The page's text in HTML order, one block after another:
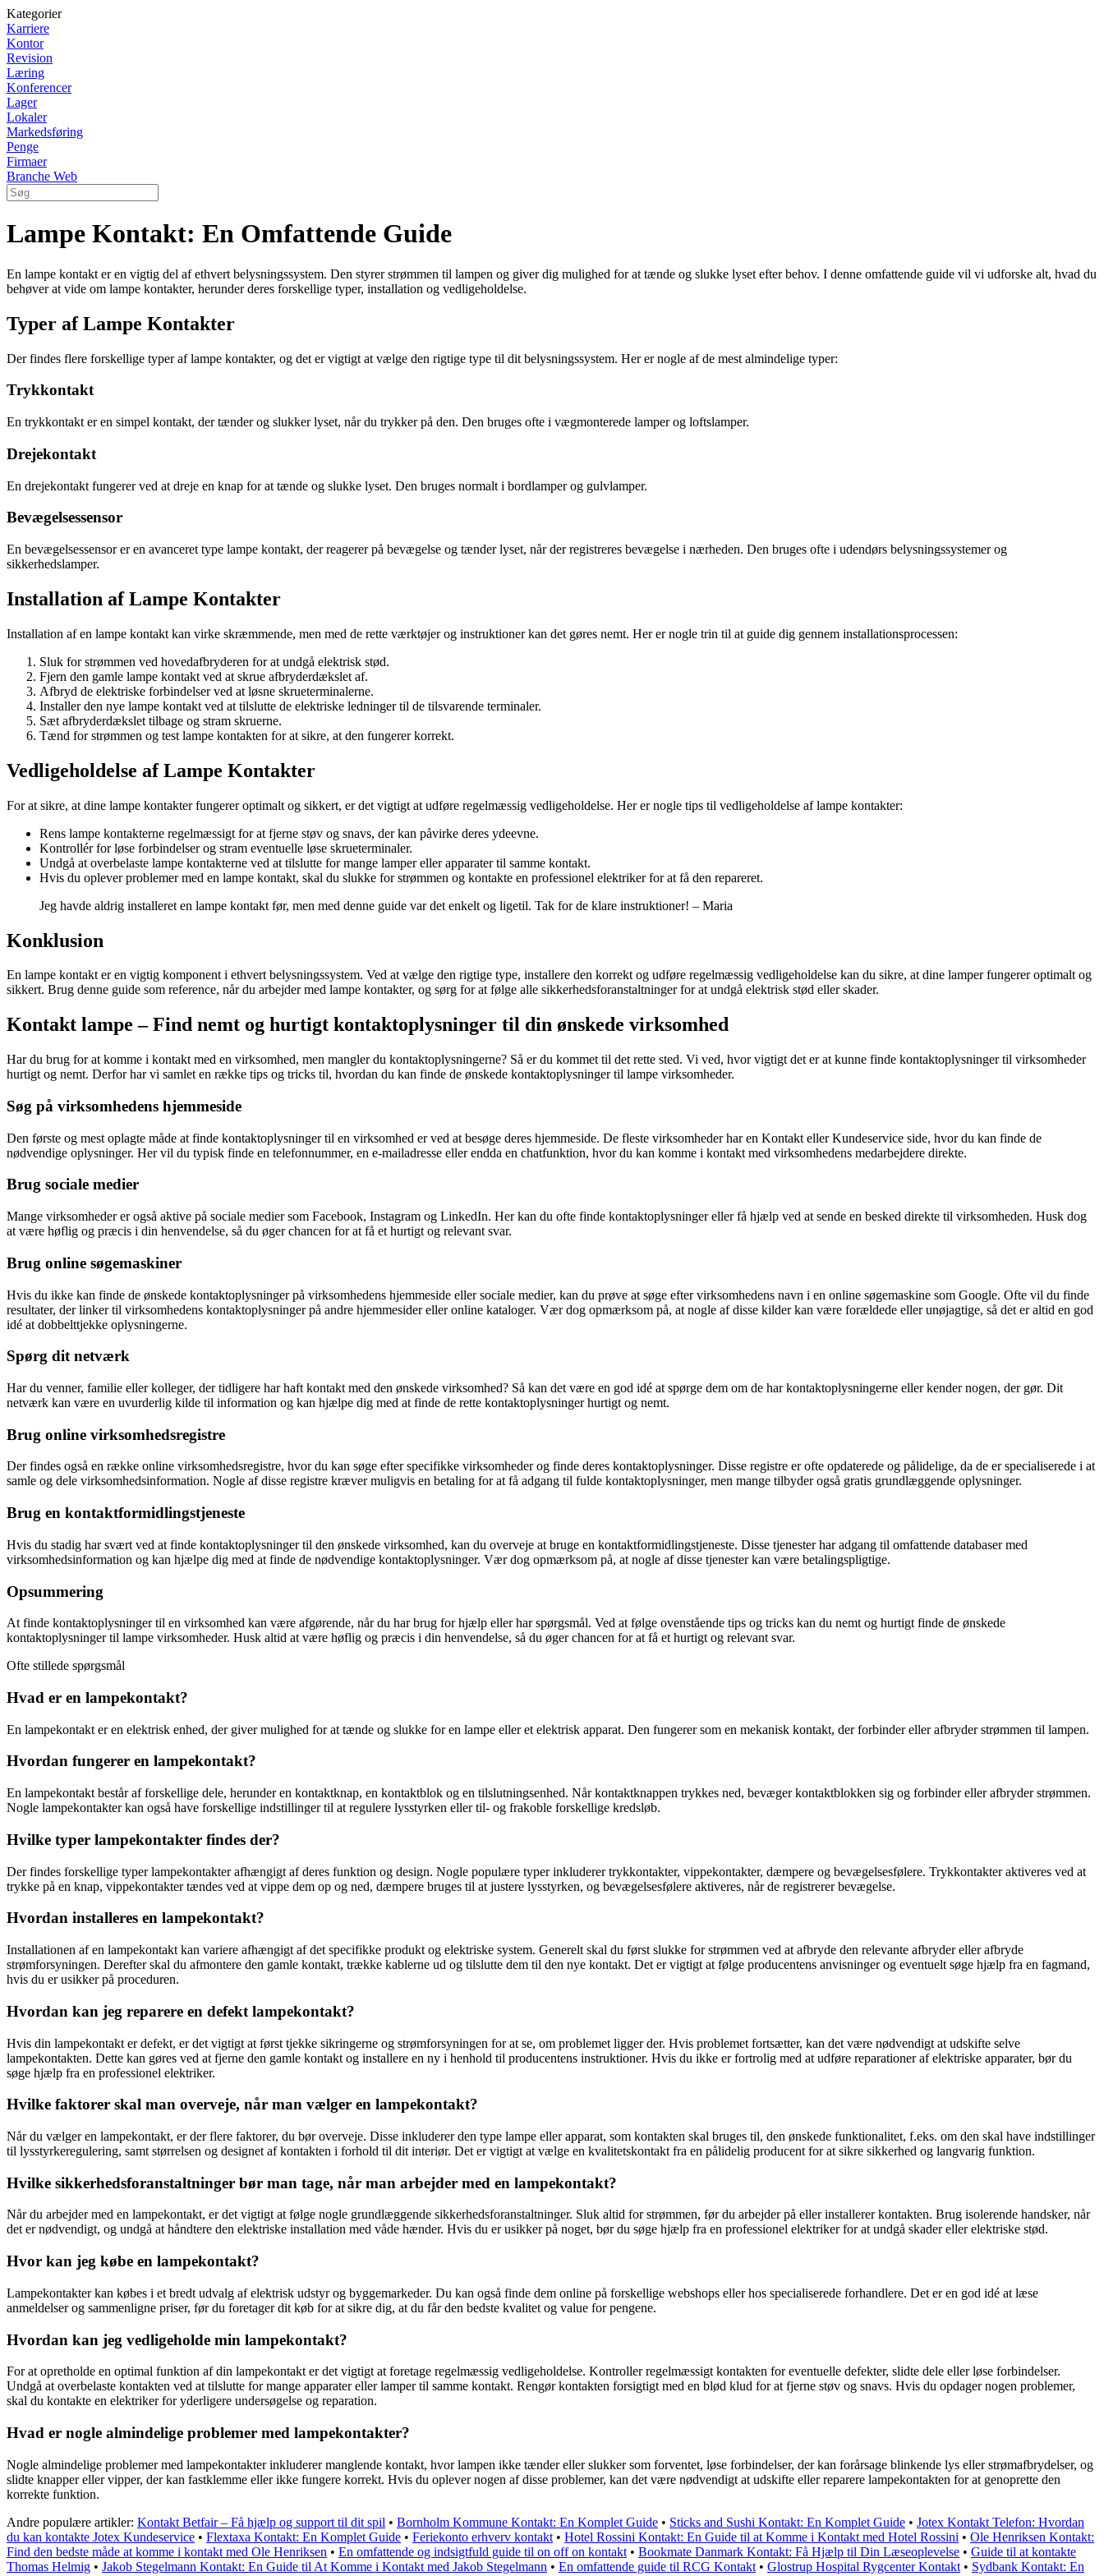
Kategorier
Karriere
Kontor
Revision
Læring
Konferencer
Lager
Lokaler
Markedsføring
Penge
Firmaer
Branche Web
Lampe Kontakt: En Omfattende Guide
En lampe kontakt er en vigtig del af ethvert belysningssystem. Den styrer strømmen til lampen og giver dig mulighed for at tænde og slukke lyset efter behov. I denne omfattende guide vil vi udforske alt, hvad du
behøver at vide om lampe kontakter, herunder deres forskellige typer, installation og vedligeholdelse.
Typer af Lampe Kontakter
Der findes flere forskellige typer af lampe kontakter, og det er vigtigt at vælge den rigtige type til dit belysningssystem. Her er nogle af de mest almindelige typer:
Trykkontakt
En trykkontakt er en simpel kontakt, der tænder og slukker lyset, når du trykker på den. Den bruges ofte i vægmonterede lamper og loftslamper.
Drejekontakt
En drejekontakt fungerer ved at dreje en knap for at tænde og slukke lyset. Den bruges normalt i bordlamper og gulvlamper.
Bevægelsessensor
En bevægelsessensor er en avanceret type lampe kontakt, der reagerer på bevægelse og tænder lyset, når der registreres bevægelse i nærheden. Den bruges ofte i udendørs belysningssystemer og
sikkerhedslamper.
Installation af Lampe Kontakter
Installation af en lampe kontakt kan virke skræmmende, men med de rette værktøjer og instruktioner kan det gøres nemt. Her er nogle trin til at guide dig gennem installationsprocessen:
Sluk for strømmen ved hovedafbryderen for at undgå elektrisk stød.
Fjern den gamle lampe kontakt ved at skrue afbryderdækslet af.
Afbryd de elektriske forbindelser ved at løsne skrueterminalerne.
Installer den nye lampe kontakt ved at tilslutte de elektriske ledninger til de tilsvarende terminaler.
Sæt afbryderdækslet tilbage og stram skruerne.
Tænd for strømmen og test lampe kontakten for at sikre, at den fungerer korrekt.
Vedligeholdelse af Lampe Kontakter
For at sikre, at dine lampe kontakter fungerer optimalt og sikkert, er det vigtigt at udføre regelmæssig vedligeholdelse. Her er nogle tips til vedligeholdelse af lampe kontakter:
Rens lampe kontakterne regelmæssigt for at fjerne støv og snavs, der kan påvirke deres ydeevne.
Kontrollér for løse forbindelser og stram eventuelle løse skrueterminaler.
Undgå at overbelaste lampe kontakterne ved at tilslutte for mange lamper eller apparater til samme kontakt.
Hvis du oplever problemer med en lampe kontakt, skal du slukke for strømmen og kontakte en professionel elektriker for at få den repareret.
Jeg havde aldrig installeret en lampe kontakt før, men med denne guide var det enkelt og ligetil. Tak for de klare instruktioner! – Maria
Konklusion
En lampe kontakt er en vigtig komponent i ethvert belysningssystem. Ved at vælge den rigtige type, installere den korrekt og udføre regelmæssig vedligeholdelse kan du sikre, at dine lamper fungerer optimalt og
sikkert. Brug denne guide som reference, når du arbejder med lampe kontakter, og sørg for at følge alle sikkerhedsforanstaltninger for at undgå elektrisk stød eller skader.
Kontakt lampe – Find nemt og hurtigt kontaktoplysninger til din ønskede virksomhed
Har du brug for at komme i kontakt med en virksomhed, men mangler du kontaktoplysningerne? Så er du kommet til det rette sted. Vi ved, hvor vigtigt det er at kunne finde kontaktoplysninger til virksomheder
hurtigt og nemt. Derfor har vi samlet en række tips og tricks til, hvordan du kan finde de ønskede kontaktoplysninger til lampe virksomheder.
Søg på virksomhedens hjemmeside
Den første og mest oplagte måde at finde kontaktoplysninger til en virksomhed er ved at besøge deres hjemmeside. De fleste virksomheder har en Kontakt eller Kundeservice side, hvor du kan finde de
nødvendige oplysninger. Her vil du typisk finde en telefonnummer, en e-mailadresse eller endda en chatfunktion, hvor du kan komme i kontakt med virksomhedens medarbejdere direkte.
Brug sociale medier
Mange virksomheder er også aktive på sociale medier som Facebook, Instagram og LinkedIn. Her kan du ofte finde kontaktoplysninger eller få hjælp ved at sende en besked direkte til virksomheden. Husk dog
at være høflig og præcis i din henvendelse, så du øger chancen for at få et hurtigt og relevant svar.
Brug online søgemaskiner
Hvis du ikke kan finde de ønskede kontaktoplysninger på virksomhedens hjemmeside eller sociale medier, kan du prøve at søge efter virksomhedens navn i en online søgemaskine som Google. Ofte vil du finde
resultater, der linker til virksomhedens kontaktoplysninger på andre hjemmesider eller online kataloger. Vær dog opmærksom på, at nogle af disse kilder kan være forældede eller unøjagtige, så det er altid en god
idé at dobbelttjekke oplysningerne.
Spørg dit netværk
Har du venner, familie eller kolleger, der tidligere har haft kontakt med den ønskede virksomhed? Så kan det være en god idé at spørge dem om de har kontaktoplysningerne eller kender nogen, der gør. Dit
netværk kan være en uvurderlig kilde til information og kan hjælpe dig med at finde de rette kontaktoplysninger hurtigt og nemt.
Brug online virksomhedsregistre
Der findes også en række online virksomhedsregistre, hvor du kan søge efter specifikke virksomheder og finde deres kontaktoplysninger. Disse registre er ofte opdaterede og pålidelige, da de er specialiserede i at
samle og dele virksomhedsinformation. Nogle af disse registre kræver muligvis en betaling for at få adgang til fulde kontaktoplysninger, men mange tilbyder også gratis grundlæggende oplysninger.
Brug en kontaktformidlingstjeneste
Hvis du stadig har svært ved at finde kontaktoplysninger til den ønskede virksomhed, kan du overveje at bruge en kontaktformidlingstjeneste. Disse tjenester har adgang til omfattende databaser med
virksomhedsinformation og kan hjælpe dig med at finde de nødvendige kontaktoplysninger. Vær dog opmærksom på, at nogle af disse tjenester kan være betalingspligtige.
Opsummering
At finde kontaktoplysninger til en virksomhed kan være afgørende, når du har brug for hjælp eller har spørgsmål. Ved at følge ovenstående tips og tricks kan du nemt og hurtigt finde de ønskede
kontaktoplysninger til lampe virksomheder. Husk altid at være høflig og præcis i din henvendelse, så du øger chancen for at få et hurtigt og relevant svar.
Ofte stillede spørgsmål
Hvad er en lampekontakt?
En lampekontakt er en elektrisk enhed, der giver mulighed for at tænde og slukke for en lampe eller et elektrisk apparat. Den fungerer som en mekanisk kontakt, der forbinder eller afbryder strømmen til lampen.
Hvordan fungerer en lampekontakt?
En lampekontakt består af forskellige dele, herunder en kontaktknap, en kontaktblok og en tilslutningsenhed. Når kontaktknappen trykkes ned, bevæger kontaktblokken sig og forbinder eller afbryder strømmen.
Nogle lampekontakter kan også have forskellige indstillinger til at regulere lysstyrken eller til- og frakoble forskellige kredsløb.
Hvilke typer lampekontakter findes der?
Der findes forskellige typer lampekontakter afhængigt af deres funktion og design. Nogle populære typer inkluderer trykkontakter, vippekontakter, dæmpere og bevægelsesfølere. Trykkontakter aktiveres ved at
trykke på en knap, vippekontakter tændes ved at vippe dem op og ned, dæmpere bruges til at justere lysstyrken, og bevægelsesfølere aktiveres, når de registrerer bevægelse.
Hvordan installeres en lampekontakt?
Installationen af en lampekontakt kan variere afhængigt af det specifikke produkt og elektriske system. Generelt skal du først slukke for strømmen ved at afbryde den relevante afbryder eller afbryde
strømforsyningen. Derefter skal du afmontere den gamle kontakt, trække kablerne ud og tilslutte dem til den nye kontakt. Det er vigtigt at følge producentens anvisninger og eventuelt søge hjælp fra en fagmand,
hvis du er usikker på proceduren.
Hvordan kan jeg reparere en defekt lampekontakt?
Hvis din lampekontakt er defekt, er det vigtigt at først tjekke sikringerne og strømforsyningen for at se, om problemet ligger der. Hvis problemet fortsætter, kan det være nødvendigt at udskifte selve
lampekontakten. Dette kan gøres ved at fjerne den gamle kontakt og installere en ny i henhold til producentens instruktioner. Hvis du ikke er fortrolig med at udføre reparationer af elektriske apparater, bør du
søge hjælp fra en professionel elektriker.
Hvilke faktorer skal man overveje, når man vælger en lampekontakt?
Når du vælger en lampekontakt, er der flere faktorer, du bør overveje. Disse inkluderer den type lampe eller apparat, som kontakten skal bruges til, den ønskede funktionalitet, f.eks. om den skal have indstillinger
til lysstyrkeregulering, samt størrelsen og designet af kontakten i forhold til dit interiør. Det er vigtigt at vælge en kvalitetskontakt fra en pålidelig producent for at sikre sikkerhed og langvarig funktion.
Hvilke sikkerhedsforanstaltninger bør man tage, når man arbejder med en lampekontakt?
Når du arbejder med en lampekontakt, er det vigtigt at følge nogle grundlæggende sikkerhedsforanstaltninger. Sluk altid for strømmen, før du arbejder på eller installerer kontakten. Brug isolerende handsker, når
det er nødvendigt, og undgå at håndtere den elektriske installation med våde hænder. Hvis du er usikker på noget, bør du søge hjælp fra en professionel elektriker for at undgå skader eller elektriske stød.
Hvor kan jeg købe en lampekontakt?
Lampekontakter kan købes i et bredt udvalg af elektrisk udstyr og byggemarkeder. Du kan også finde dem online på forskellige webshops eller hos specialiserede forhandlere. Det er en god idé at læse
anmeldelser og sammenligne priser, før du foretager dit køb for at sikre dig, at du får den bedste kvalitet og value for pengene.
Hvordan kan jeg vedligeholde min lampekontakt?
For at opretholde en optimal funktion af din lampekontakt er det vigtigt at foretage regelmæssig vedligeholdelse. Kontroller regelmæssigt kontakten for eventuelle defekter, slidte dele eller løse forbindelser.
Undgå at overbelaste kontakten ved at tilslutte for mange apparater eller lamper til samme kontakt. Rengør kontakten forsigtigt med en blød klud for at fjerne støv og snavs. Hvis du opdager nogen problemer,
skal du kontakte en elektriker for yderligere undersøgelse og reparation.
Hvad er nogle almindelige problemer med lampekontakter?
Nogle almindelige problemer med lampekontakter inkluderer manglende kontakt, hvor lampen ikke tænder eller slukker som forventet, løse forbindelser, der kan forårsage blinkende lys eller strømafbrydelser, og
slidte knapper eller vipper, der kan fastklemme eller ikke fungere korrekt. Hvis du oplever nogen af ​​disse problemer, kan det være nødvendigt at udskifte eller reparere lampekontakten for at genoprette den
korrekte funktion.
Andre populære artikler: Kontakt Betfair – Få hjælp og support til dit spil • Bornholm Kommune Kontakt: En Komplet Guide • Sticks and Sushi Kontakt: En Komplet Guide • Jotex Kontakt Telefon: Hvordan
du kan kontakte Jotex Kundeservice • Flextaxa Kontakt: En Komplet Guide • Feriekonto erhverv kontakt • Hotel Rossini Kontakt: En Guide til at Komme i Kontakt med Hotel Rossini • Ole Henriksen Kontakt:
Find den bedste måde at komme i kontakt med Ole Henriksen • En omfattende og indsigtfuld guide til on off on kontakt • Bookmate Danmark Kontakt: Få Hjælp til Din Læseoplevelse • Guide til at kontakte
Thomas Helmig • Jakob Stegelmann Kontakt: En Guide til At Komme i Kontakt med Jakob Stegelmann • En omfattende guide til RCG Kontakt • Glostrup Hospital Rygcenter Kontakt • Sydbank Kontakt: En